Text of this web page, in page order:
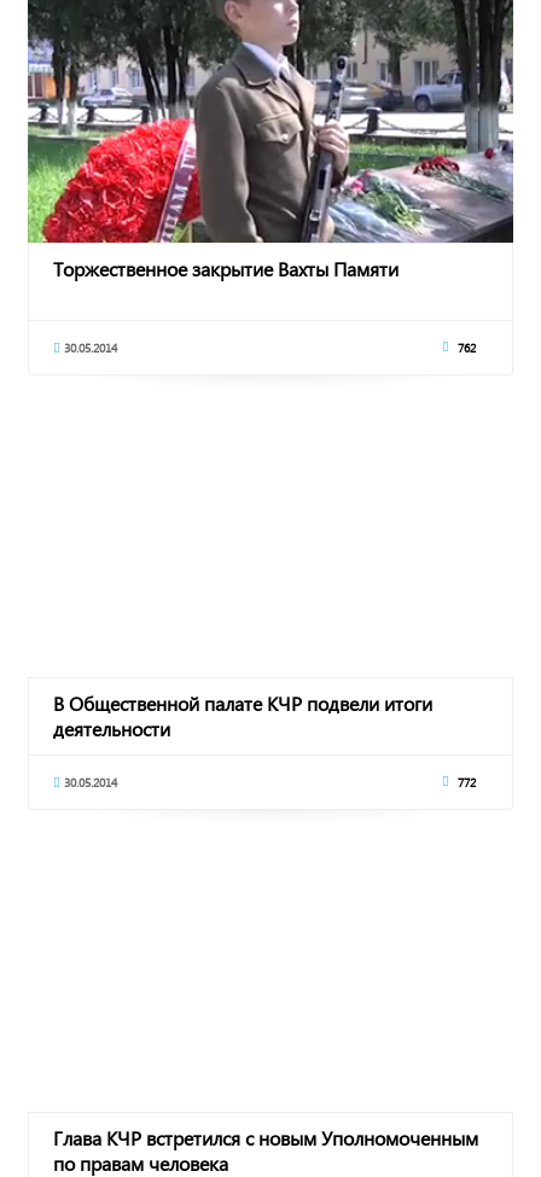
Торжественное закрытие Вахты Памяти
30.05.2014 762
В Общественной палате КЧР подвели итоги
деятельности
30.05.2014 772
Глава КЧР встретился с новым Уполномоченным
по правам человека